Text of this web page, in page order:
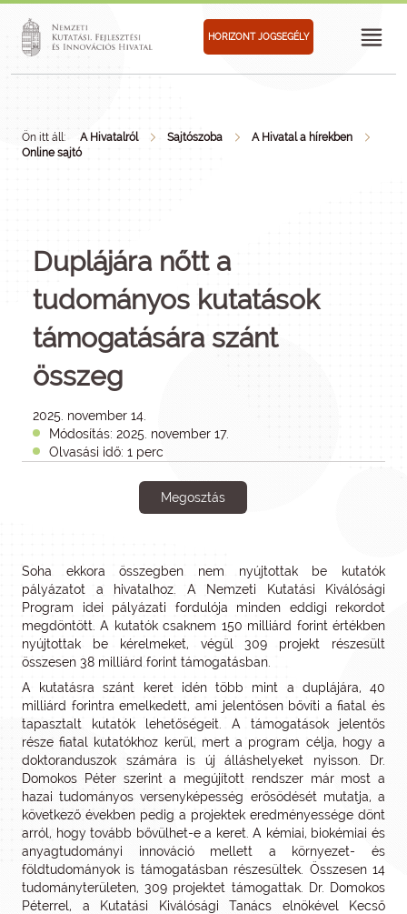
HORIZONT JOGSEGÉLY
Ön itt áll: A Hivatalról Sajtószoba
A Hivatal a hírekben
Online sajtó
Duplájára nőtt a
tudományos kutatások
támogatására szánt
összeg
2025. november 14.
Módosítás: 2025. november 17.
Olvasási idő: 1 perc
Megosztás
Soha ekkora összegben nem nyújtottak be kutatók
pályázatot a hivatalhoz. A Nemzeti Kutatási Kiválósági
Program idei pályázati fordulója minden eddigi rekordot
megdöntött. A kutatók csaknem 150 milliárd forint értékben
nyújtottak be kérelmeket, végül 309 projekt részesült
összesen 38 milliárd forint támogatásban.
A kutatásra szánt keret idén több mint a duplájára, 40
milliárd forintra emelkedett, ami jelentősen bővíti a fiatal és
tapasztalt kutatók lehetőségeit. A támogatások jelentős
része fiatal kutatókhoz kerül, mert a program célja, hogy a
doktoranduszok számára is új álláshelyeket nyisson. Dr.
Domokos Péter szerint a megújított rendszer már most a
hazai tudományos versenyképesség erősödését mutatja, a
következő években pedig a projektek eredményessége dönt
arról, hogy tovább bővülhet-e a keret. A kémiai, biokémiai és
anyagtudományi innováció mellett a környezet- és
földtudományok is támogatásban részesültek. Összesen 14
tudományterületen, 309 projektet támogattak. Dr. Domokos
Péterrel, a Kutatási Kiválósági Tanács elnökével Kecső